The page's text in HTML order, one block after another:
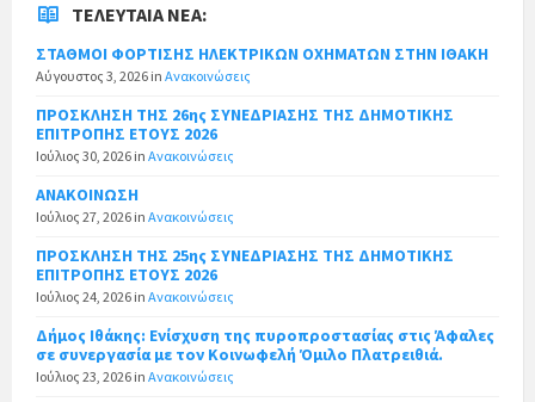
ΤΕΛΕΥΤΑΊΑ ΝΈΑ:
ΣΤΑΘΜΟΙ ΦΟΡΤΙΣΗΣ ΗΛΕΚΤΡΙΚΩΝ ΟΧΗΜΑΤΩΝ ΣΤΗΝ ΙΘΑΚΗ
Αύγουστος 3, 2026 in Ανακοινώσεις
ΠΡΟΣΚΛΗΣΗ ΤΗΣ 26ης ΣΥΝΕΔΡΙΑΣΗΣ ΤΗΣ ΔΗΜΟΤΙΚΗΣ
ΕΠΙΤΡΟΠΗΣ ΕΤΟΥΣ 2026
Ιούλιος 30, 2026 in Ανακοινώσεις
ΑΝΑΚΟΙΝΩΣΗ
Ιούλιος 27, 2026 in Ανακοινώσεις
ΠΡΟΣΚΛΗΣΗ ΤΗΣ 25ης ΣΥΝΕΔΡΙΑΣΗΣ ΤΗΣ ΔΗΜΟΤΙΚΗΣ
ΕΠΙΤΡΟΠΗΣ ΕΤΟΥΣ 2026
Ιούλιος 24, 2026 in Ανακοινώσεις
Δήμος Ιθάκης: Ενίσχυση της πυροπροστασίας στις Άφαλες
σε συνεργασία με τον Κοινωφελή Όμιλο Πλατρειθιά.
Ιούλιος 23, 2026 in Ανακοινώσεις